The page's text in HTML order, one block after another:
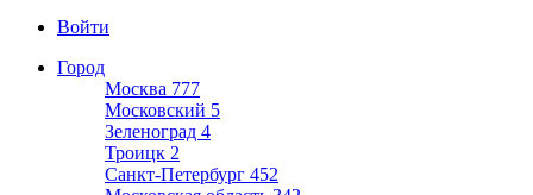
Войти
Город
Москва 777
Московский 5
Зеленоград 4
Троицк 2
Санкт-Петербург 452